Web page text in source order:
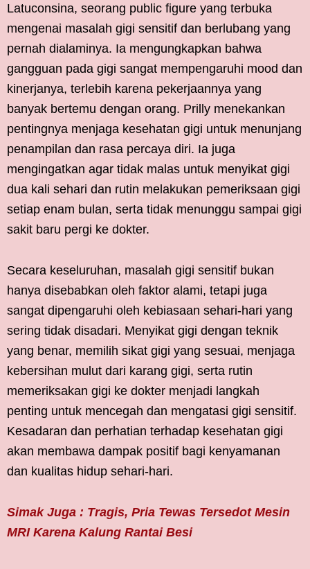
Latuconsina, seorang public figure yang terbuka
mengenai masalah gigi sensitif dan berlubang yang
pernah dialaminya. Ia mengungkapkan bahwa
gangguan pada gigi sangat mempengaruhi mood dan
kinerjanya, terlebih karena pekerjaannya yang
banyak bertemu dengan orang. Prilly menekankan
pentingnya menjaga kesehatan gigi untuk menunjang
penampilan dan rasa percaya diri. Ia juga
mengingatkan agar tidak malas untuk menyikat gigi
dua kali sehari dan rutin melakukan pemeriksaan gigi
setiap enam bulan, serta tidak menunggu sampai gigi
sakit baru pergi ke dokter.
Secara keseluruhan, masalah gigi sensitif bukan
hanya disebabkan oleh faktor alami, tetapi juga
sangat dipengaruhi oleh kebiasaan sehari-hari yang
sering tidak disadari. Menyikat gigi dengan teknik
yang benar, memilih sikat gigi yang sesuai, menjaga
kebersihan mulut dari karang gigi, serta rutin
memeriksakan gigi ke dokter menjadi langkah
penting untuk mencegah dan mengatasi gigi sensitif.
Kesadaran dan perhatian terhadap kesehatan gigi
akan membawa dampak positif bagi kenyamanan
dan kualitas hidup sehari-hari.
Simak Juga : Tragis, Pria Tewas Tersedot Mesin
MRI Karena Kalung Rantai Besi